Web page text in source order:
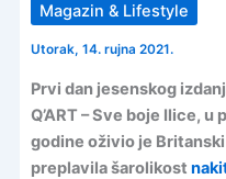
Magazin & Lifestyle
Utorak, 14. rujna 2021.
Prvi dan jesenskog
Q’ART – Sve boje Ilice,
godine oživio je
preplavila šarolikost